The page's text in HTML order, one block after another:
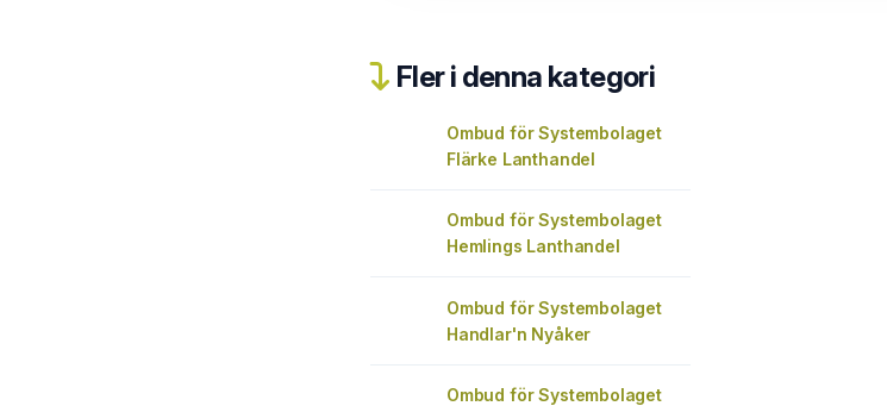
Fler i denna kategori
Ombud för Systembolaget
Flärke Lanthandel
Ombud för Systembolaget
Hemlings Lanthandel
Ombud för Systembolaget
Handlar'n Nyåker
Ombud för Systembolaget